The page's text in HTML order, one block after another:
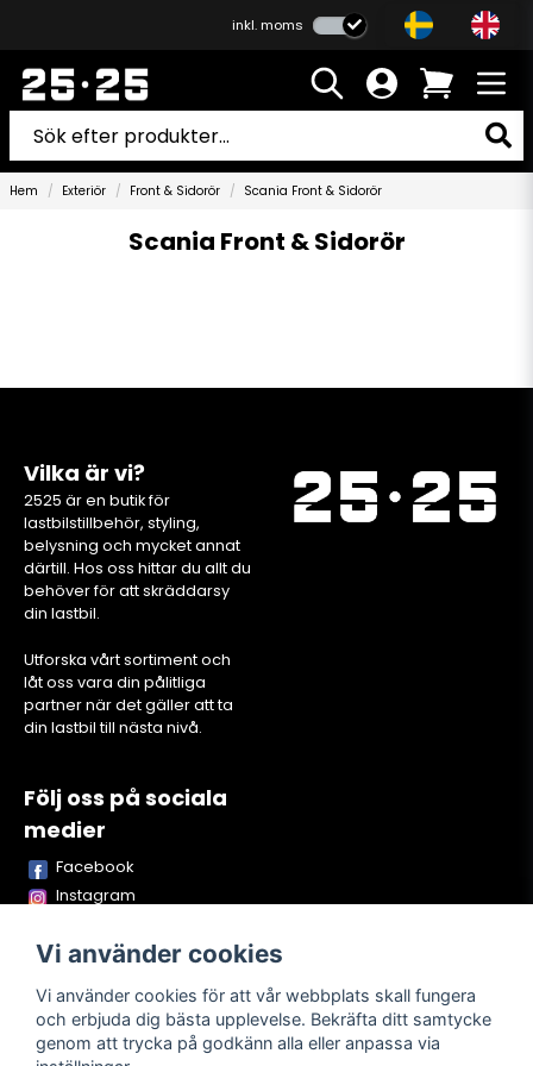
inkl. moms
Hem Exteriör Front & Sidorör Scania Front & Sidorör
Scania Front & Sidorör
Vilka är vi?
2525 är en butik för
lastbilstillbehör, styling,
belysning och mycket annat
därtill. Hos oss hittar du allt du
behöver för att skräddarsy
din lastbil.
Utforska vårt sortiment och
låt oss vara din pålitliga
partner när det gäller att ta
din lastbil till nästa nivå.
Följ oss på sociala
medier
Facebook
Instagram
TikTok
Vi använder cookies
Vi använder cookies för att vår webbplats skall fungera
och erbjuda dig bästa upplevelse. Bekräfta ditt samtycke
genom att trycka på godkänn alla eller anpassa via